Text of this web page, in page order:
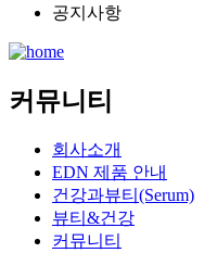
공지사항
커뮤니티
회사소개
EDN 제품 안내
건강과뷰티(Serum)
뷰티&건강
커뮤니티